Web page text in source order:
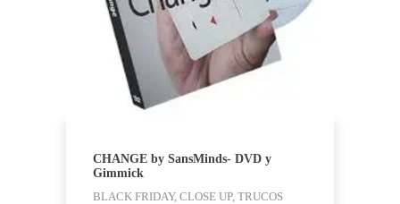
CHANGE by SansMinds- DVD y
Gimmick
BLACK FRIDAY, CLOSE UP, TRUCOS